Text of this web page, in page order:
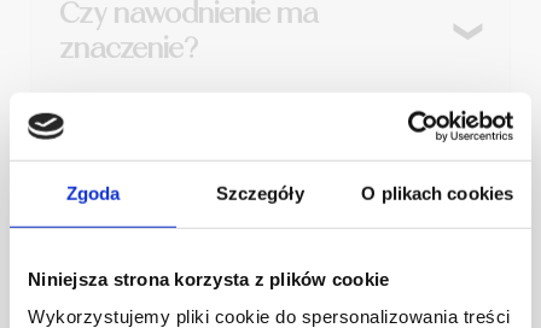
Zgoda Szczegóły O plikach cookies
Niniejsza strona korzysta z plików cookie
Wykorzystujemy pliki cookie do spersonalizowania treści
ryby.
Czy nawodnienie ma
znaczenie?
Tak – picie wody to podstawa każdej diety na
Jakie minerały wspierają
ochronie przed starzeniem.
Czy unikanie przetworzonej
żywności poprawia cerę?